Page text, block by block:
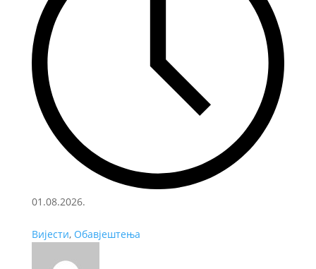
01.08.2026.
Вијести, Обавјештења